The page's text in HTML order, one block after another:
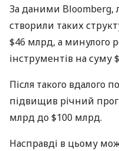
За даними Bloomberg,
створили таких
$46 млрд, а минулого
інструментів на суму
Після такого вдалого
підвищив річний
млрд до $100 млрд.
Насправді в цьому